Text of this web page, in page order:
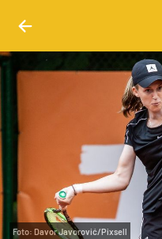
Foto: Davor Javorović/Pixsell